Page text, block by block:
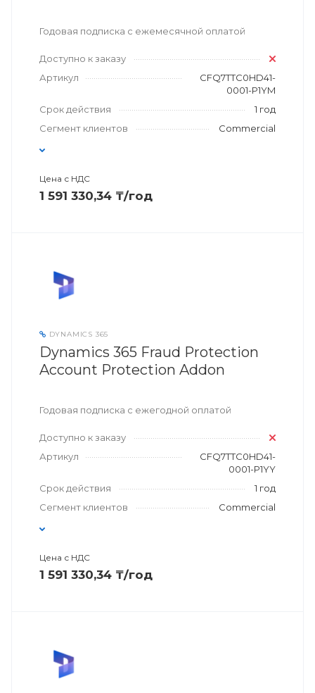
Годовая подписка с ежемесячной оплатой
Доступно к заказу
Артикул
CFQ7TTC0HD41-
0001-P1YM
Срок действия
1 год
Сегмент клиентов
Commercial
Цена с НДС
1 591 330,34 ₸/год
DYNAMICS 365
Dynamics 365 Fraud Protection
Account Protection Addon
Годовая подписка с ежегодной оплатой
Доступно к заказу
Артикул
CFQ7TTC0HD41-
0001-P1YY
Срок действия
1 год
Сегмент клиентов
Commercial
Цена с НДС
1 591 330,34 ₸/год